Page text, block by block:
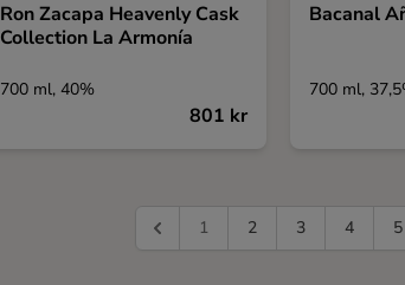
Ron Zacapa Heavenly Cask
Collection La Armonía
700 ml, 40%
801 kr
Bacanal
700 ml,
1 2 3 4 5